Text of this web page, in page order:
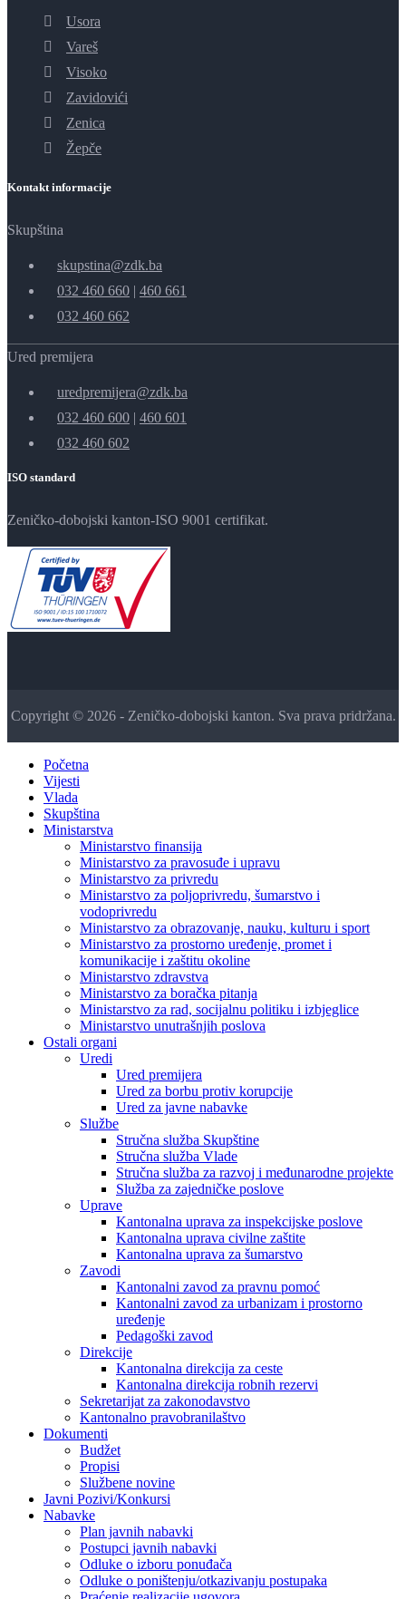
Usora
Vareš
Visoko
Zavidovići
Zenica
Žepče
Kontakt informacije
Skupština
skupstina@zdk.ba
032 460 660 | 460 661
032 460 662
Ured premijera
uredpremijera@zdk.ba
032 460 600 | 460 601
032 460 602
ISO standard
Zeničko-dobojski kanton-ISO 9001 certifikat.
Copyright © 2026 - Zeničko-dobojski kanton. Sva prava pridržana.
Početna
Vijesti
Vlada
Skupština
Ministarstva
Ministarstvo finansija
Ministarstvo za pravosuđe i upravu
Ministarstvo za privredu
Ministarstvo za poljoprivredu, šumarstvo i
vodoprivredu
Ministarstvo za obrazovanje, nauku, kulturu i sport
Ministarstvo za prostorno uređenje, promet i
komunikacije i zaštitu okoline
Ministarstvo zdravstva
Ministarstvo za boračka pitanja
Ministarstvo za rad, socijalnu politiku i izbjeglice
Ministarstvo unutrašnjih poslova
Ostali organi
Uredi
Ured premijera
Ured za borbu protiv korupcije
Ured za javne nabavke
Službe
Stručna služba Skupštine
Stručna služba Vlade
Stručna služba za razvoj i međunarodne projekte
Služba za zajedničke poslove
Uprave
Kantonalna uprava za inspekcijske poslove
Kantonalna uprava civilne zaštite
Kantonalna uprava za šumarstvo
Zavodi
Kantonalni zavod za pravnu pomoć
Kantonalni zavod za urbanizam i prostorno
uređenje
Pedagoški zavod
Direkcije
Kantonalna direkcija za ceste
Kantonalna direkcija robnih rezervi
Sekretarijat za zakonodavstvo
Kantonalno pravobranilaštvo
Dokumenti
Budžet
Propisi
Službene novine
Javni Pozivi/Konkursi
Nabavke
Plan javnih nabavki
Postupci javnih nabavki
Odluke o izboru ponuđača
Odluke o poništenju/otkazivanju postupaka